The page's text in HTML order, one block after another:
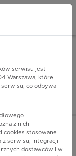
serwisu jest
Warszawa, które
co odbywa
z nich
cookies stosowane
z serwisu, integracji
dostawców i w
INSTALUJ